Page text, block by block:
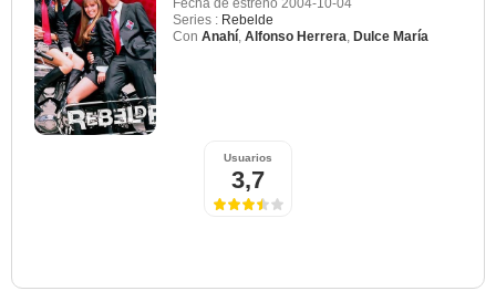
Series : Rebelde
Con Anahí Alfonso Herrera Dulce María
Usuarios
3,7